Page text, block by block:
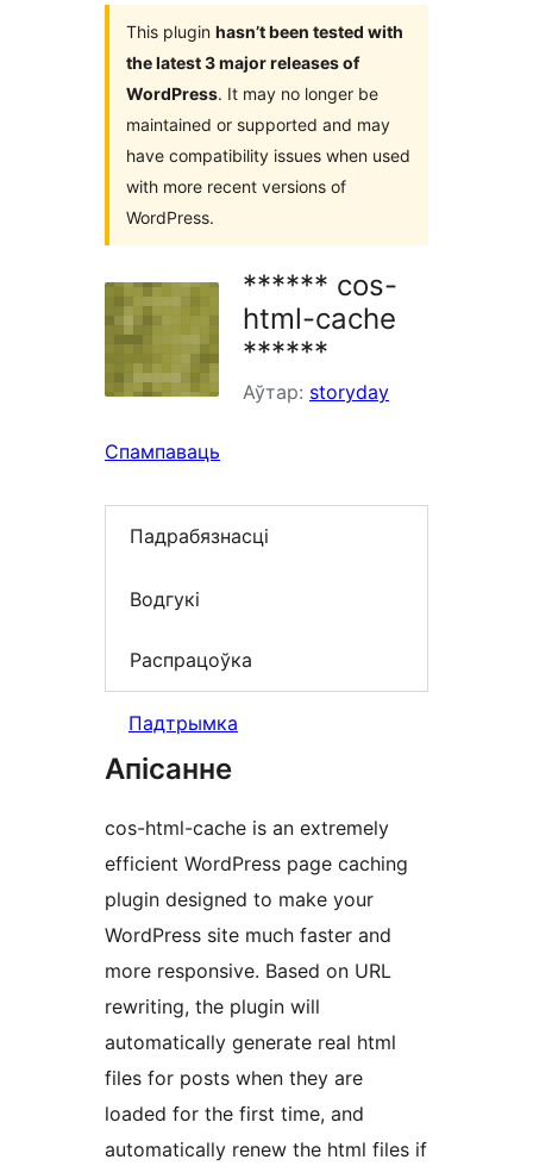
This plugin hasn’t been tested with
the latest 3 major releases of
WordPress. It may no longer be
maintained or supported and may
have compatibility issues when used
with more recent versions of
WordPress.
****** cos-
html-cache
******
Аўтар: storyday
Спампаваць
Падрабязнасці
Водгукі
Распрацоўка
Падтрымка
Апісанне
cos-html-cache is an extremely
efficient WordPress page caching
plugin designed to make your
WordPress site much faster and
more responsive. Based on URL
rewriting, the plugin will
automatically generate real html
files for posts when they are
loaded for the first time, and
automatically renew the html files if